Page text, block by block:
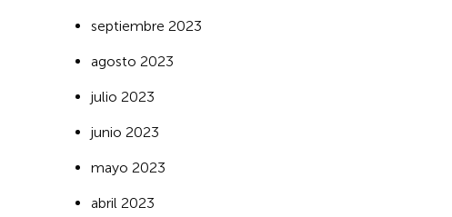
septiembre 2023
agosto 2023
julio 2023
junio 2023
mayo 2023
abril 2023